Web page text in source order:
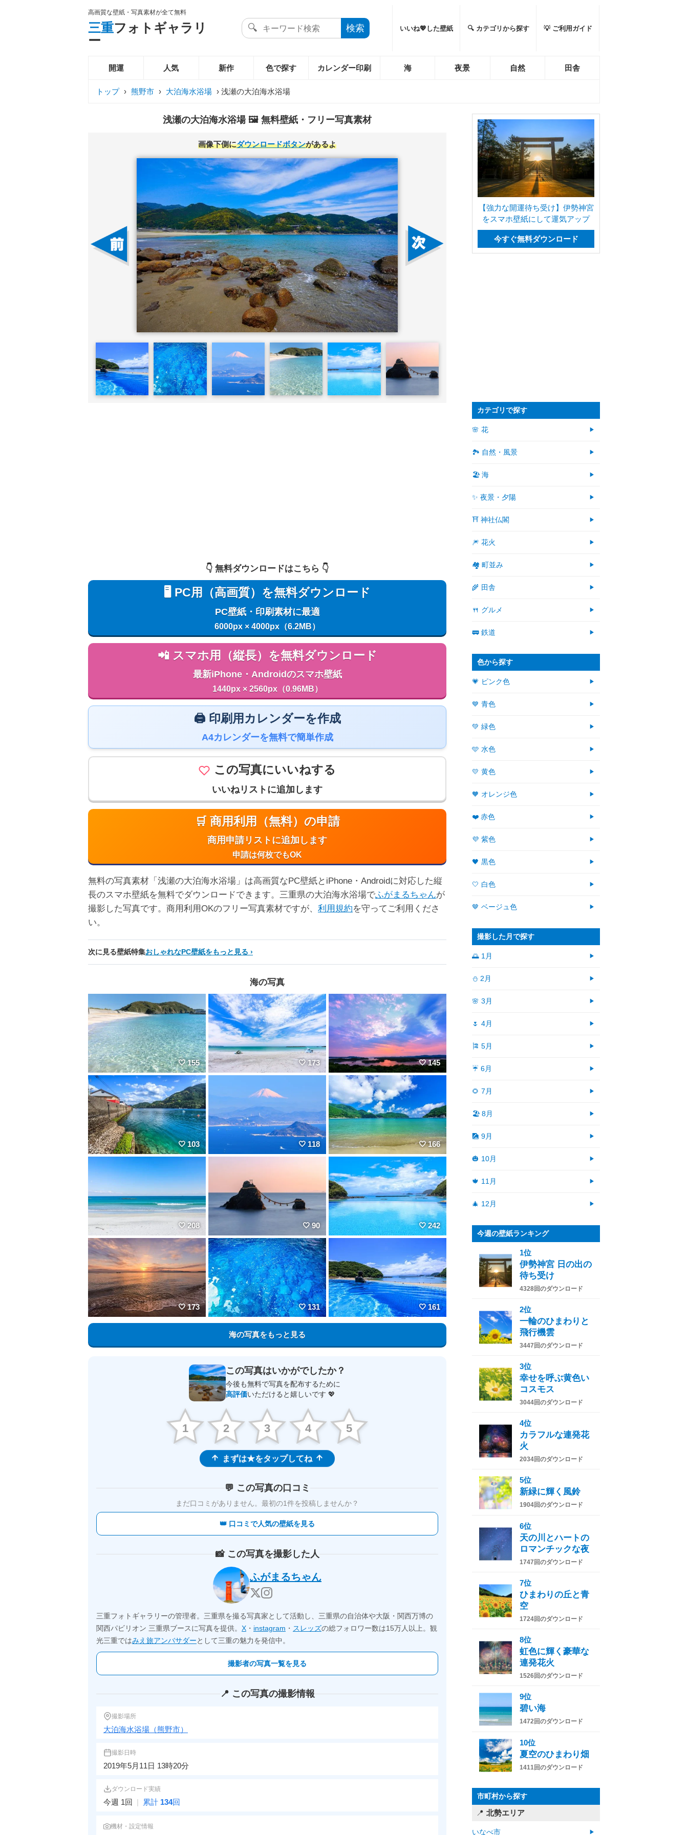
高画質な壁紙・写真素材が全て無料
三重フォトギャラリ
ー
いいね💖した壁紙 🔍 カテゴリから探す 💡 ご利用ガイド
開運 人気 新作 色で探す カレンダー印刷 海 夜景 自然 田舎
トップ › 熊野市 › 大泊海水浴場 › 浅瀬の大泊海水浴場
浅瀬の大泊海水浴場 🖼️ 無料壁紙・フリー写真素材
画像下側にダウンロードボタンがあるよ
👇️ 無料ダウンロードはこちら 👇️
🖥️ PC用（高画質）を無料ダウンロード
PC壁紙・印刷素材に最適
6000px × 4000px（6.2MB）
📲 スマホ用（縦長）を無料ダウンロード
最新iPhone・Androidのスマホ壁紙
1440px × 2560px（0.96MB）
🖨️ 印刷用カレンダーを作成
A4カレンダーを無料で簡単作成
この写真にいいねする
いいねリストに追加します
🛒 商用利用（無料）の申請
商用申請リストに追加します
申請は何枚でもOK
無料の写真素材「浅瀬の大泊海水浴場」は高画質なPC壁紙とiPhone・Androidに対応した縦
長のスマホ壁紙を無料でダウンロードできます。三重県の大泊海水浴場でふがまるちゃんが
撮影した写真です。商用利用OKのフリー写真素材ですが、 利用規約を守ってご利用くださ
い。
次に見る壁紙特集おしゃれなPC壁紙をもっと見る
海の写真
155 173 145
103 118 166
208 90 242
173 131 161
海の写真をもっと見る
この写真はいかがでしたか？
今後も無料で写真を配布するために
高評価いただけると嬉しいです 💖
1 2 3 4 5
まずは★をタップしてね
💬 この写真の口コミ
まだ口コミがありません。 最初の1件を投稿しませんか？
👑 口コミで人気の壁紙を見る
📸 この写真を撮影した人
ふがまるちゃん
三重フォトギャラリーの管理者。三重県を撮る写真家として活動し、三重県の自治体や大阪・関西万博の
関西パビリオン 三重県ブースに写真を提供。 X ・ instagram ・ スレッズの総フォロワー数は15万人以上。観
光三重ではみえ旅アンバサダーとして三重の魅力を発信中。
撮影者の写真一覧を見る
📍 この写真の撮影情報
撮影場所
大泊海水浴場（熊野市）
撮影日時
2019年5月11日 13時20分
ダウンロード実績
今週 1回 | 累計 134回
機材・設定情報
【強力な開運待ち受け】伊勢神宮
をスマホ壁紙にして運気アップ
今すぐ無料ダウンロード
カテゴリで探す
🌸 花
🏞️ 自然・風景
🏖 海
✨ 夜景・夕陽
⛩ 神社仏閣
🎆 花火
🏘 町並み
🌾 田舎
🍴 グルメ
🚃 鉄道
色から探す
💗 ピンク色
💙 青色
💚 緑色
🩵 水色
💛 黄色
🧡 オレンジ色
❤️ 赤色
💜 紫色
🖤 黒色
🤍 白色
🤎 ベージュ色
撮影した月で探す
🌅 1月
⛄ 2月
🌸 3月
🌷 4月
🎏 5月
☔ 6月
🌻 7月
🏖 8月
🎑 9月
🎃 10月
🍁 11月
🎄 12月
今週の壁紙ランキング
1位
伊勢神宮 日の出の
待ち受け
4328回のダウンロード
2位
一輪のひまわりと
飛行機雲
3447回のダウンロード
3位
幸せを呼ぶ黄色い
コスモス
3044回のダウンロード
4位
カラフルな連発花
火
2034回のダウンロード
5位
新緑に輝く風鈴
1904回のダウンロード
6位
天の川とハートの
ロマンチックな夜
1747回のダウンロード
7位
ひまわりの丘と青
空
1724回のダウンロード
8位
虹色に輝く豪華な
連発花火
1526回のダウンロード
9位
碧い海
1472回のダウンロード
10位
夏空のひまわり畑
1411回のダウンロード
市町村から探す
北勢エリア
いなべ市